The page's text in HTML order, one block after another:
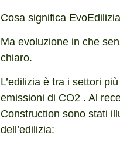
Cosa significa
Ma evoluzione in che
chiaro.
L’edilizia è tra i settori
emissioni di CO2 . Al
Construction sono stati
dell’edilizia: